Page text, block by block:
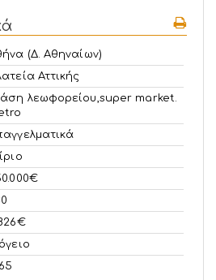
(Δ. Αθηναίων)
Αττικής
λεωφορείου,super market.